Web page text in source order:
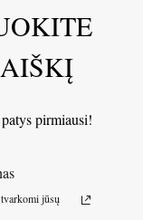
pirmiausi!
jūsų